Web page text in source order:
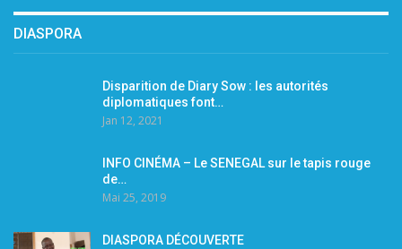
DIASPORA
Disparition de Diary Sow : les autorités
diplomatiques font…
Jan 12, 2021
INFO CINÉMA – Le SENEGAL sur le tapis rouge
de…
Mai 25, 2019
DIASPORA DÉCOUVERTE